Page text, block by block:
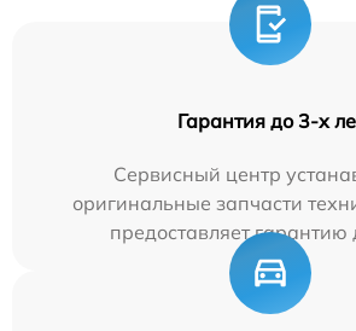
Гарантия до 3-х
Сервисный центр
оригинальные запчасти
предоставляет гарантию